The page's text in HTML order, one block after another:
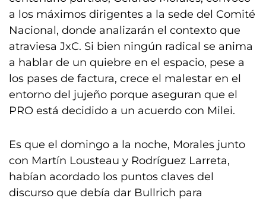
a los máximos dirigentes a la sede del Comité
Nacional, donde analizarán el contexto que
atraviesa JxC. Si bien ningún radical se anima
a hablar de un quiebre en el espacio, pese a
los pases de factura, crece el malestar en el
entorno del jujeño porque aseguran que el
PRO está decidido a un acuerdo con Milei.
Es que el domingo a la noche, Morales junto
con Martín Lousteau y Rodríguez Larreta,
habían acordado los puntos claves del
discurso que debía dar Bullrich para